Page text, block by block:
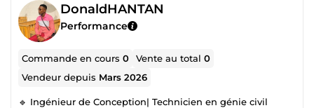
DonaldHANTAN
Performance
Commande en cours0 Vente au total0
Vendeur depuis Mars 2026
🔹 Ingénieur de Conception| Technicien en génie civil